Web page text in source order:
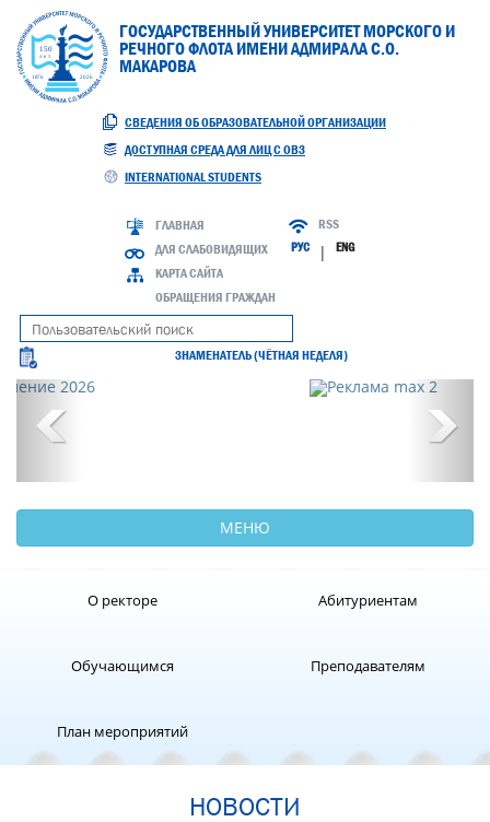
ГОСУДАРСТВЕННЫЙ УНИВЕРСИТЕТ МОРСКОГО И
РЕЧНОГО ФЛОТА ИМЕНИ АДМИРАЛА С.О.
МАКАРОВА
СВЕДЕНИЯ ОБ ОБРАЗОВАТЕЛЬНОЙ ОРГАНИЗАЦИИ
ДОСТУПНАЯ СРЕДА ДЛЯ ЛИЦ С ОВЗ
INTERNATIONAL STUDENTS
ГЛАВНАЯ
ДЛЯ СЛАБОВИДЯЩИХ
КАРТА САЙТА
ОБРАЩЕНИЯ ГРАЖДАН
RSS
РУС | ENG
ЗНАМЕНАТЕЛЬ (ЧЁТНАЯ НЕДЕЛЯ)
Previous Next
МЕНЮ
О ректоре Абитуриентам
Обучающимся Преподавателям
План мероприятий
НОВОСТИ